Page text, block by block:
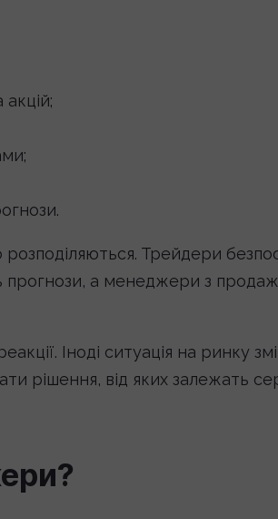
розподіляються. Трейдери
прогнози, а менеджери з
Іноді ситуація на ринку
рішення, від яких залежать